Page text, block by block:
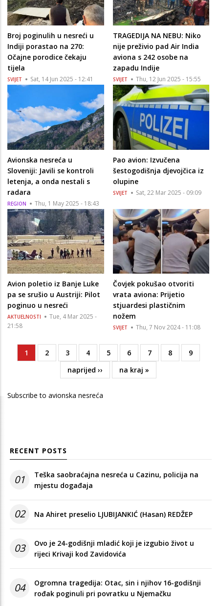
Broj poginulih u nesreći u
Indiji porastao na 270:
Očajne porodice čekaju
tijela
SVIJET Sat, 14 Jun 2025 - 12:41
TRAGEDIJA NA NEBU: Niko
nije preživio pad Air India
aviona s 242 osobe na
zapadu Indije
SVIJET Thu, 12 Jun 2025 - 15:55
Avionska nesreća u
Sloveniji: Javili se kontroli
letenja, a onda nestali s
radara
REGION Thu, 1 May 2025 - 18:43
Pao avion: Izvučena
šestogodišnja djevojčica iz
olupine
SVIJET Sat, 22 Mar 2025 - 09:09
Avion poletio iz Banje Luke
pa se srušio u Austriji: Pilot
poginuo u nesreći
AKTUELNOSTI
Tue, 4 Mar 2025 -
21:58
Čovjek pokušao otvoriti
vrata aviona: Prijetio
stjuardesi plastičnim
nožem
SVIJET Thu, 7 Nov 2024 - 11:08
Pagination
Current
page
1 Page
2 Page
3 Page
4 Page
5 Page
6 Page
7 Page
8 Page
9
Next
page
naprijed ››
Last
page
na kraj »
Subscribe to avionska nesreća
RECENT POSTS
01
Teška saobraćajna nesreća u Cazinu, policija na
mjestu događaja
02 Na Ahiret preselio LJUBIJANKIĆ (Hasan) REDŽEP
03
Ovo je 24-godišnji mladić koji je izgubio život u
rijeci Krivaji kod Zavidovića
04
Ogromna tragedija: Otac, sin i njihov 16-godišnji
rođak poginuli pri povratku u Njemačku